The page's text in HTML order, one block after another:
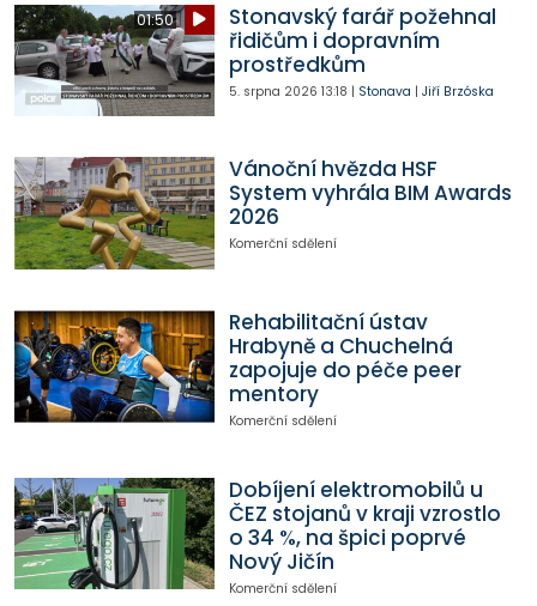
01:50
Stonavský farář požehnal
řidičům i dopravním
prostředkům
5. srpna 2026 13:18 | Stonava | Jiří Brzóska
Vánoční hvězda HSF
System vyhrála BIM Awards
2026
Komerční sdělení
Rehabilitační ústav
Hrabyně a Chuchelná
zapojuje do péče peer
mentory
Komerční sdělení
Dobíjení elektromobilů u
ČEZ stojanů v kraji vzrostlo
o 34 %, na špici poprvé
Nový Jičín
Komerční sdělení